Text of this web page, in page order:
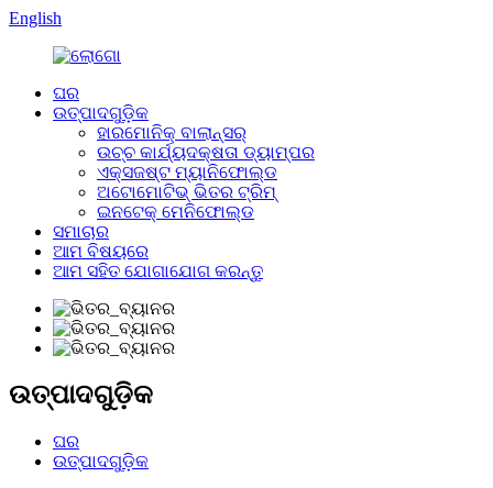
English
ଘର
ଉତ୍ପାଦଗୁଡ଼ିକ
ହାରମୋନିକ୍ ବାଲାନ୍ସର୍
ଉଚ୍ଚ କାର୍ଯ୍ୟଦକ୍ଷତା ଡ୍ୟାମ୍ପର
ଏକ୍ସଜଷ୍ଟ ମ୍ୟାନିଫୋଲ୍ଡ
ଅଟୋମୋଟିଭ୍ ଭିତର ଟ୍ରିମ୍
ଇନଟେକ୍ ମେନିଫୋଲ୍ଡ
ସମାଚାର
ଆମ ବିଷୟରେ
ଆମ ସହିତ ଯୋଗାଯୋଗ କରନ୍ତୁ
ଉତ୍ପାଦଗୁଡ଼ିକ
ଘର
ଉତ୍ପାଦଗୁଡ଼ିକ